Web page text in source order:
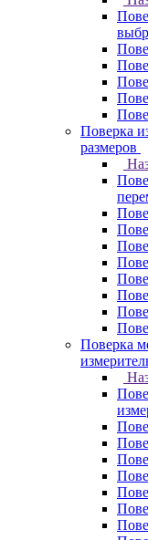
Поверка
размеров
Поверка